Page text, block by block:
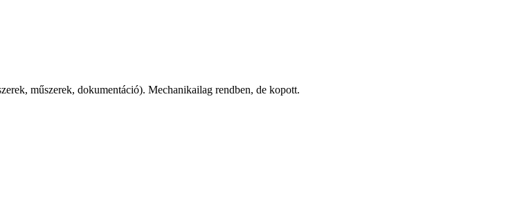
műszerek, dokumentáció). Mechanikailag rendben, de kopott.